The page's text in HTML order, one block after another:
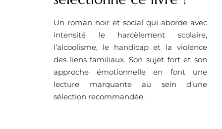
Un roman noir et social qui aborde avec
intensité le harcèlement scolaire,
l’alcoolisme, le handicap et la violence
des liens familiaux. Son sujet fort et son
approche émotionnelle en font une
lecture marquante au sein d’une
sélection recommandée.